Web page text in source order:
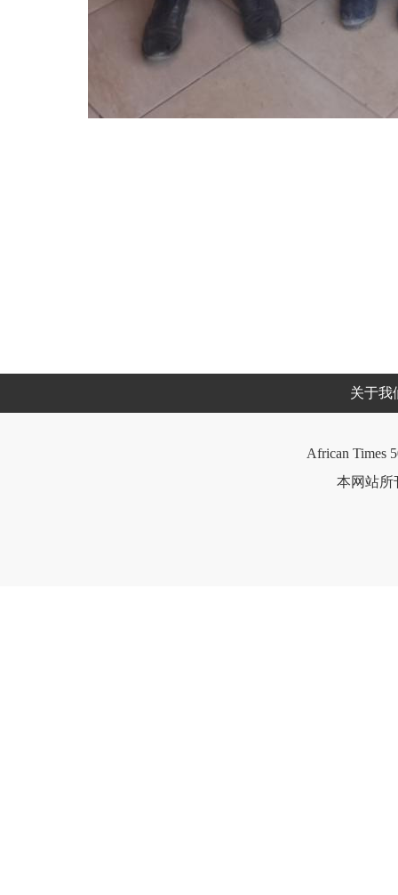
关于我
African Times
本网站所